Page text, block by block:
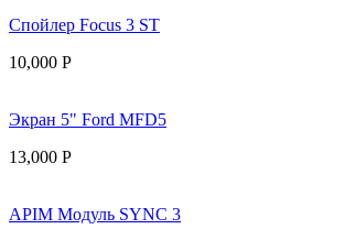
Спойлер Focus 3 ST
10,000 Р
Экран 5" Ford MFD5
13,000 Р
APIM Модуль SYNC 3